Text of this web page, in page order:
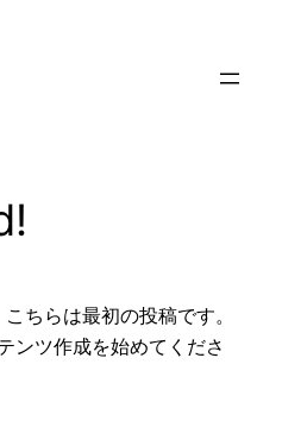
ちらは最初の投稿です。
ンツ作成を始めてくださ